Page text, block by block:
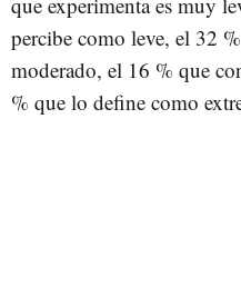
percibe como leve, el 32
moderado, el 16 % que
% que lo define como